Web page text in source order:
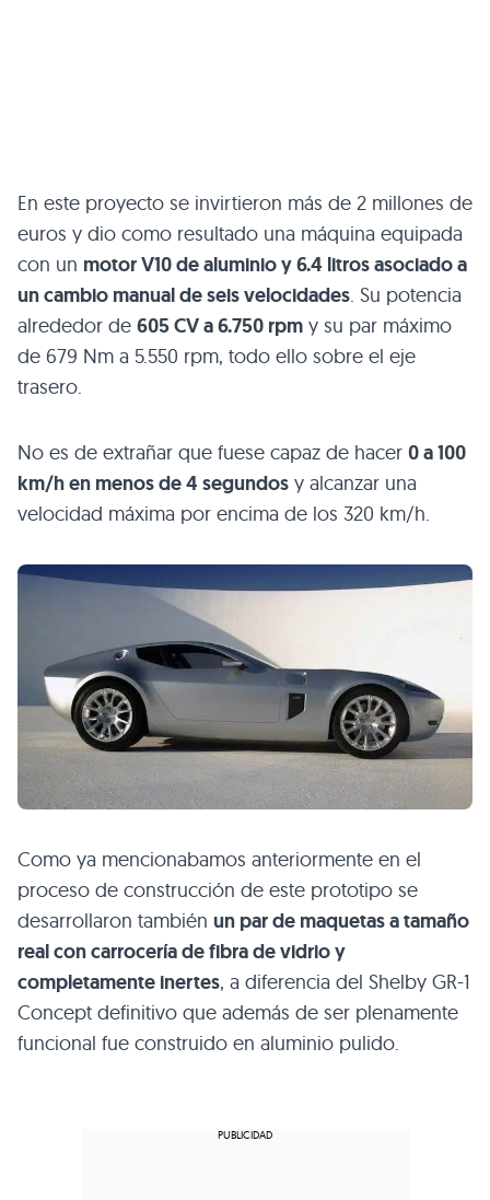
En este proyecto se invirtieron más de 2 millones de
euros y dio como resultado una máquina equipada
con un motorV10de aluminio y 6.4 litros asociado a
un cambio manual de seis velocidades. Su potencia
alrededor de 605 CV a 6.750 rpm y su par máximo
de 679 Nm a 5.550 rpm, todo ello sobre el eje
trasero.
No es de extrañar que fuese capaz de hacer 0 a 100
km/h en menos de 4 segundos y alcanzar una
velocidad máxima por encima de los 320 km/h.
Como ya mencionabamos anteriormente en el
proceso de construcción de este prototipo se
desarrollaron también un par de maquetas a tamaño
real con carrocería de fibra de vidrio y
completamente inertes, a diferencia del Shelby GR-1
Concept definitivo que además de ser plenamente
funcional fue construido en aluminio pulido.